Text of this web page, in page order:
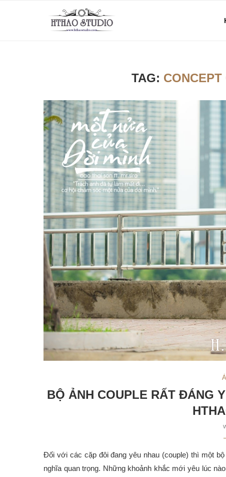
TAG:
BỘ ẢNH COUPLE RẤT ĐÁNG
Đối với các cặp đôi đang yêu nhau (couple) thì một
nghĩa quan trọng. Những khoảnh khắc mới yêu lúc